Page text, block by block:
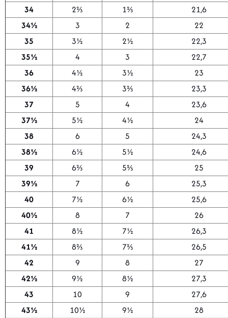
34
2⅔ 1⅔
21,6
34½
3 2
22
35
3½ 2½
22,3
35½
4 3
22,7
36
4½ 3½
23
36½
4⅔ 3⅔
23,3
37
5 4
23,6
37½
5½ 4½
24
38
6 5
24,3
38½
6½ 5½
24,6
39
6⅔ 5⅔
25
39½
7 6
25,3
40
7½ 6½
25,6
40½
8 7
26
41
8½ 7½
26,3
41½
8⅔ 7⅔
26,5
42
9 8
27
42½
9½ 8½
27,3
43
10 9
27,6
43½
10½ 9½
28